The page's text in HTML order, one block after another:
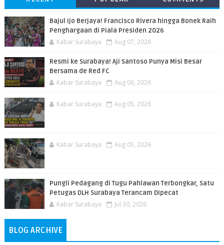
Bajul Ijo Berjaya! Francisco Rivera hingga Bonek Raih
Penghargaan di Piala Presiden 2026
Kabar Surabaya Aug 07, 2026
Resmi ke Surabaya! Aji Santoso Punya Misi Besar
Bersama de Red FC
Kabar Surabaya Aug 06, 2026
Kabar Surabaya Aug 05, 2026
Kabar Surabaya Aug 05, 2026
Pungli Pedagang di Tugu Pahlawan Terbongkar, Satu
Petugas DLH Surabaya Terancam Dipecat
Kabar Surabaya Jul 30, 2026
BLOG ARCHIVE